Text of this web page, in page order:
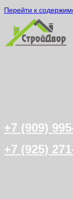
Перейти к
+7 (909)
+7 (925)